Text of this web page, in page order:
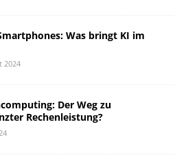
Was bringt KI im
2024
Der Weg zu
Rechenleistung?